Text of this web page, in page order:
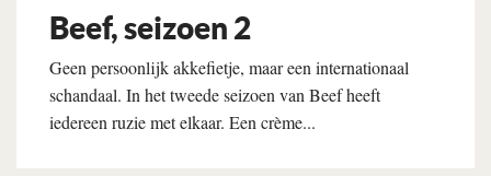
Beef, seizoen 2
Geen persoonlijk akkefietje, maar een internationaal
schandaal. In het tweede seizoen van Beef heeft
iedereen ruzie met elkaar. Een crème...